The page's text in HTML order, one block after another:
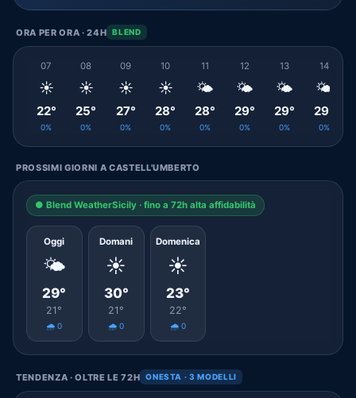
ORA PER ORA · 24H BLEND
07
☀️
22°
0%
08
☀️
25°
0%
09
☀️
27°
0%
10
☀️
28°
0%
11
🌤️
28°
0%
12
🌤️
29°
0%
13
🌤️
29°
0%
14
🌤️
29°
0%
PROSSIMI GIORNI A CASTELL'UMBERTO
● Blend WeatherSicily · fino a 72h alta affidabilità
Oggi
🌤️
29°
21°
🌧️ 0
Domani
☀️
30°
21°
🌧️ 0
Domenica
☀️
23°
22°
🌧️ 0
TENDENZA · OLTRE LE 72H ONESTA · 3 MODELLI